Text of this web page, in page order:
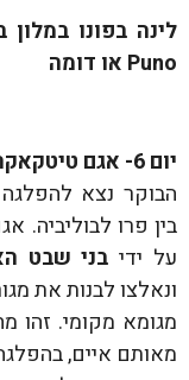
לינה בפונו במלון
Puno או דומה
יום 6- אגם טיטקאקה: האיים הצפים, טקילה
הבוקר נצא להפלגה
בין פרו לבוליביה.
על ידי בני שבט
ונאלצו לבנות את
מגומא מקומי. זהו
מאותם איים,